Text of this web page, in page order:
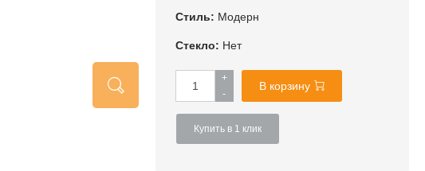
Стиль: Модерн
Стекло: Нет
+
-
В корзину
Купить в 1 клик